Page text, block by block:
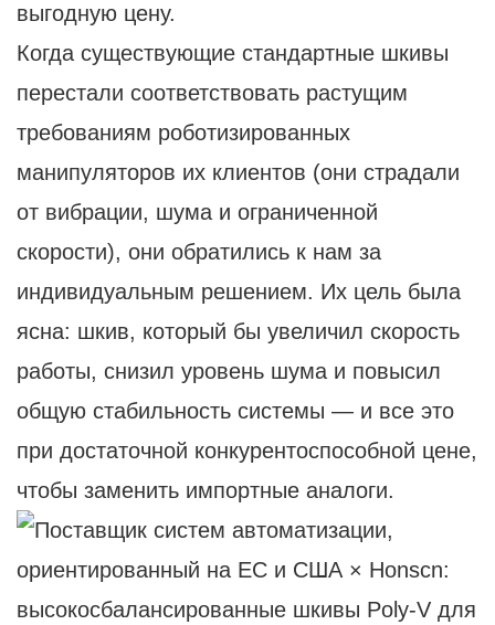
выгодную цену.
Когда существующие стандартные шкивы
перестали соответствовать растущим
требованиям роботизированных
манипуляторов их клиентов (они страдали
от вибрации, шума и ограниченной
скорости), они обратились к нам за
индивидуальным решением. Их цель была
ясна: шкив, который бы увеличил скорость
работы, снизил уровень шума и повысил
общую стабильность системы — и все это
при достаточной конкурентоспособной цене,
чтобы заменить импортные аналоги.